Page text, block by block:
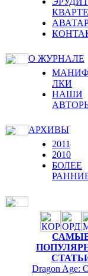
О ЖУРНАЛЕ
ЛКИ
НАШИ
АРХИВЫ
2011
2010
БОЛЕЕ
Dragon Age: